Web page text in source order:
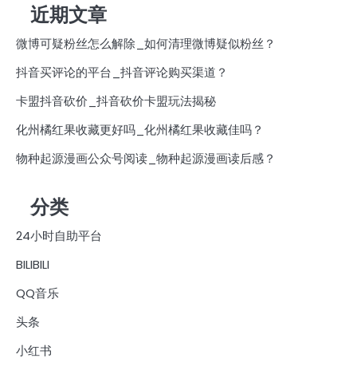
近期文章
微博可疑粉丝怎么解除_如何清理微博疑似粉丝？
抖音买评论的平台_抖音评论购买渠道？
卡盟抖音砍价_抖音砍价卡盟玩法揭秘
化州橘红果收藏更好吗_化州橘红果收藏佳吗？
物种起源漫画公众号阅读_物种起源漫画读后感？
分类
24小时自助平台
BILIBILI
QQ音乐
头条
小红书